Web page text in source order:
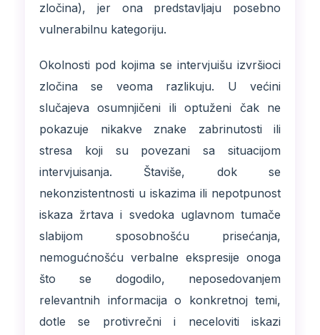
zločina), jer ona predstavljaju posebno
vulnerabilnu kategoriju.
Okolnosti pod kojima se intervjuišu izvršioci
zločina se veoma razlikuju. U većini
slučajeva osumnjičeni ili optuženi čak ne
pokazuje nikakve znake zabrinutosti ili
stresa koji su povezani sa situacijom
intervjuisanja. Štaviše, dok se
nekonzistentnosti u iskazima ili nepotpunost
iskaza žrtava i svedoka uglavnom tumače
slabijom sposobnošću prisećanja,
nemogućnošću verbalne ekspresije onoga
što se dogodilo, neposedovanjem
relevantnih informacija o konkretnoj temi,
dotle se protivrečni i neceloviti iskazi